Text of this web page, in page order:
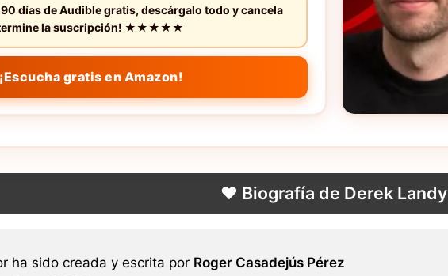
días de Audible gratis, descárgalo todo y cancela
termine la suscripción! ★★★★★
gratis en Amazon!
❤️ Biografía de Derek Landy
ha sido creada y escrita por Roger Casadejús Pérez